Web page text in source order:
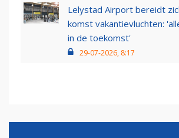
Lelystad Airport bereidt
komst vakantievluchten:
in de toekomst'
29-07-2026, 8:17